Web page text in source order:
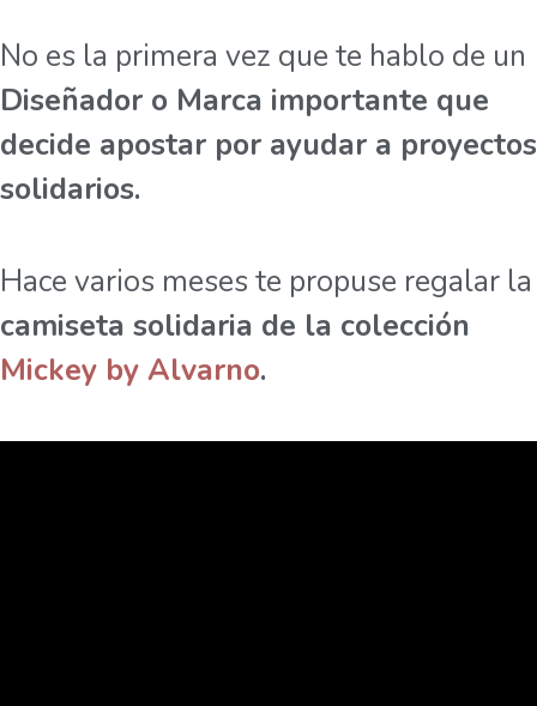
No es la primera vez que te hablo de un
Diseñador o Marca importante que
decide apostar por ayudar a proyectos
solidarios.
Hace varios meses te propuse regalar la
camiseta solidaria de la colección
Mickey by Alvarno.